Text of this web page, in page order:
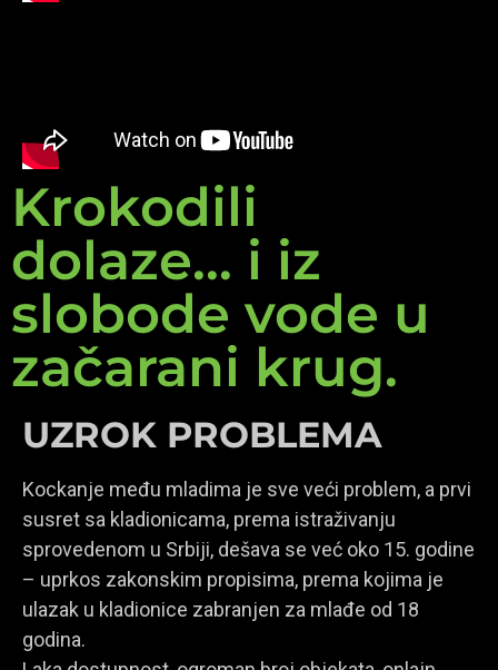
Krokodili
dolaze... i iz
slobode vode u
začarani krug.
UZROK PROBLEMA
Kockanje među mladima je sve veći problem, a prvi
susret sa kladionicama, prema istraživanju
sprovedenom u Srbiji, dešava se već oko 15. godine
– uprkos zakonskim propisima, prema kojima je
ulazak u kladionice zabranjen za mlađe od 18
godina.